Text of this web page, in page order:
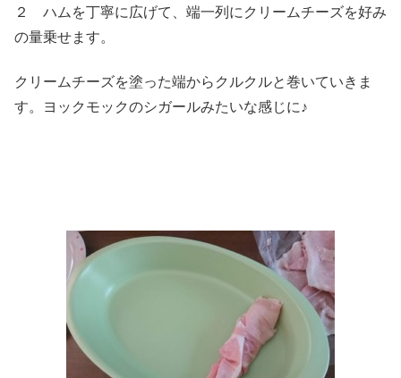
２ ハムを丁寧に広げて、端一列にクリームチーズを好み
の量乗せます。
クリームチーズを塗った端からクルクルと巻いていきま
す。ヨックモックのシガールみたいな感じに♪